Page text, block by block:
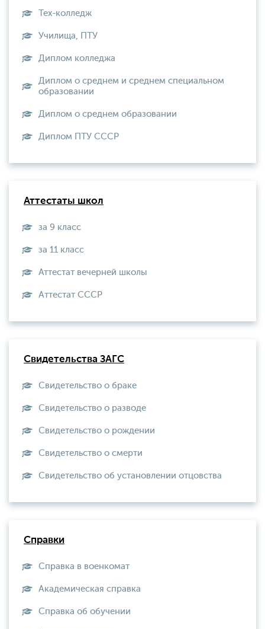
Тех-колледж
Училища, ПТУ
Диплом колледжа
Диплом о среднем и среднем специальном
образовании
Диплом о среднем образовании
Диплом ПТУ СССР
Аттестаты школ
за 9 класс
за 11 класс
Аттестат вечерней школы
Aттестат СССР
Свидетельства ЗАГС
Свидетельство о браке
Свидетельство о разводе
Свидетельство о рождении
Свидетельство о смерти
Свидетельство об установлении отцовства
Справки
Справка в военкомат
Академическая справка
Справка об обучении